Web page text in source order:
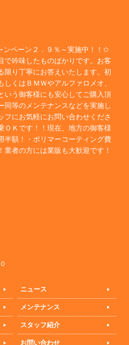
ンペーン２．９％～実施中！！✩
で吟味したものばかりです。お客
限り丁寧にお答えいたします。初
くはＢＭＷやアルファロメオ、
いう御客様にも安心してご購入頂
同等のメンテナンスなどを実施し
フにお気軽にお問い合わせくださ
ＯＫです！！現在、地方の御客様
半額！・ポリマーコーティング費
業者の方には業販も大歓迎です！
ニュース
メンテナンス
スタッフ紹介
お問い合わせ